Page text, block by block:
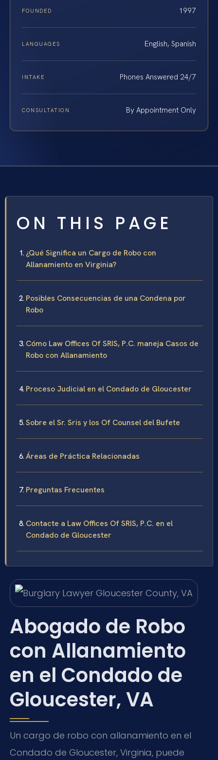
FOUNDED 1997
LANGUAGES English, Spanish
INTAKE Phones Answered 24/7
CONSULTATION By Appointment Only
ON THIS PAGE
¿Qué Significa un Cargo de Robo con
Allanamiento en Virginia?
Posibles Consecuencias de una Condena por
Robo
Cómo Law Offices Of SRIS, P.C. maneja Casos de
Robo con Allanamiento
Proceso Judicial en el Condado de Gloucester
Sobre el Sr. Sris y los Of Counsel del Bufete
Áreas de Práctica Relacionadas
Preguntas Frecuentes
Contacte a Law Offices Of SRIS, P.C. en el
Condado de Gloucester
Abogado de Robo
con Allanamiento
en el Condado de
Gloucester, VA
Un cargo de robo con allanamiento en el
Condado de Gloucester, Virginia, puede